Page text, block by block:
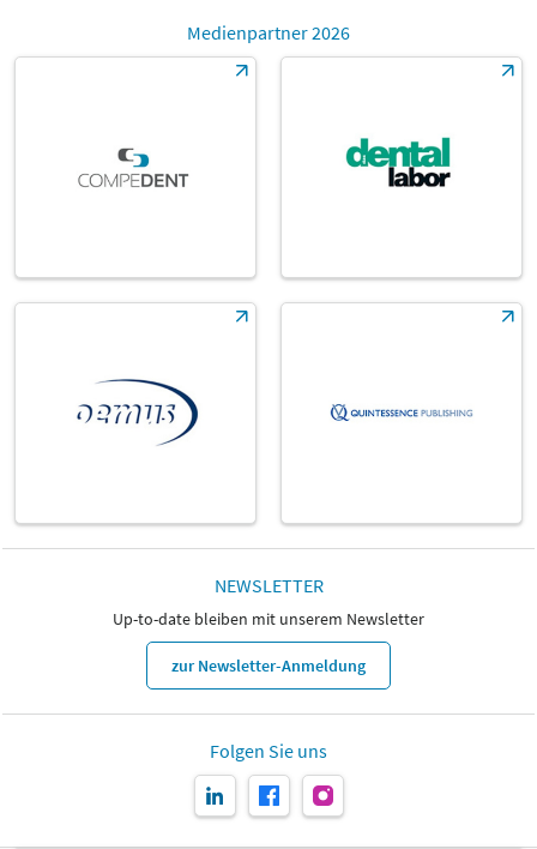
Medienpartner 2026
NEWSLETTER
Up-to-date bleiben mit unserem Newsletter
zur Newsletter-Anmeldung
Folgen Sie uns